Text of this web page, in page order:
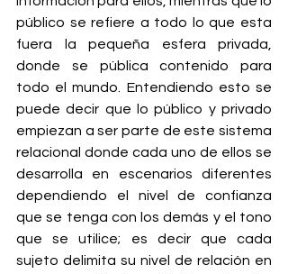
público se refiere a todo lo que esta
fuera la pequeña esfera privada,
donde se pública contenido para
todo el mundo. Entendiendo esto se
puede decir que lo público y privado
empiezan a ser parte de este sistema
relacional donde cada uno de ellos se
desarrolla en escenarios diferentes
dependiendo el nivel de confianza
que se tenga con los demás y el tono
que se utilice; es decir que cada
sujeto delimita su nivel de relación en